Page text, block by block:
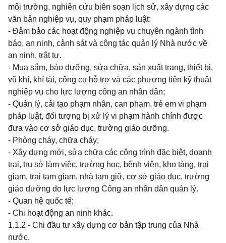
môi trường, nghiên cứu biên soạn lịch sử, xây dựng các
văn bản nghiệp vụ, quy phạm pháp luật;
- Đảm bảo các hoạt động nghiệp vụ chuyên ngành tình
báo, an ninh, cảnh sát và công tác quản lý Nhà nước về
an ninh, trật tự.
- Mua sắm, bảo dưỡng, sửa chữa, sản xuất trang, thiết bị,
vũ khí, khí tài, công cụ hỗ trợ và các phương tiện kỹ thuật
nghiệp vụ cho lực lượng công an nhân dân;
- Quản lý, cải tạo phạm nhân, can phạm, trẻ em vi phạm
pháp luật, đối tượng bị xử lý vi phạm hành chính được
đưa vào cơ sở giáo dục, trường giáo dưỡng.
- Phòng cháy, chữa cháy;
- Xây dựng mới, sửa chữa các công trình đặc biệt, doanh
trại, trụ sở làm việc, trường học, bệnh viện, kho tàng, trại
giam, trại tạm giam, nhà tạm giữ, cơ sở giáo dục, trường
giáo dưỡng do lực lượng Công an nhân dân quản lý.
- Quan hệ quốc tế;
- Chi hoạt động an ninh khác.
1.1.2 - Chi đầu tư xây dựng cơ bản tập trung của Nhà
nước.